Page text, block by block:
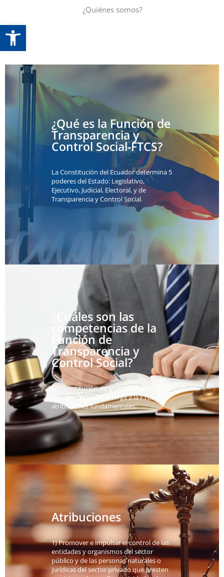
Abrir barra de herramientas
¿Quiénes somos?
¿Qué es la Función de
Transparencia y
Control Social-FTCS?
La Constitución del Ecuador determina 5
poderes del Estado: Legislativo,
Ejecutivo, Judicial, Electoral, y de
Transparencia y Control Social.
¿Cuáles son las
competencias de la
Función de
Transparencia y
Control Social?
La Constitución de la República del
Ecuador (Art. 204), otorga a la FTCS dos
atribuciones fundamentales:
Atribuciones
1) Promover e impulsar el control de las
entidades y organismos del sector
público y de las personas naturales o
jurídicas del sector privado que presten